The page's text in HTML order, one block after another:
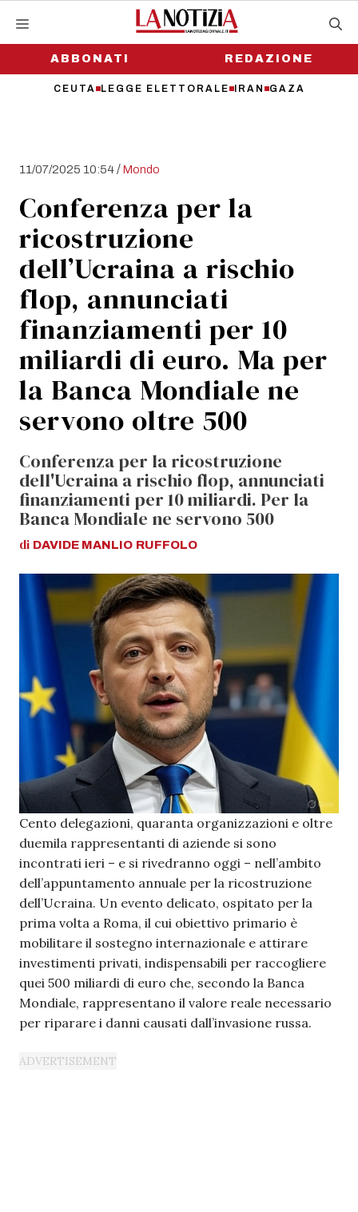
contenutoABBONATI
CEUTA LEGGE ELETTORALE IRAN GAZA
REDAZIONE
11/07/2025 10:54/Mondo
Conferenza per la
ricostruzione
dell’Ucraina a rischio
flop, annunciati
finanziamenti per 10
miliardi di euro. Ma per
la Banca Mondiale ne
servono oltre 500
Conferenza per la ricostruzione
dell'Ucraina a rischio flop, annunciati
finanziamenti per 10 miliardi. Per la
Banca Mondiale ne servono 500
di DAVIDE MANLIO RUFFOLO
Cento delegazioni, quaranta organizzazioni e oltre
duemila rappresentanti di aziende si sono
incontrati ieri – e si rivedranno oggi – nell’ambito
dell’appuntamento annuale per la ricostruzione
dell’Ucraina. Un evento delicato, ospitato per la
prima volta a Roma, il cui obiettivo primario è
mobilitare il sostegno internazionale e attirare
investimenti privati, indispensabili per raccogliere
quei 500 miliardi di euro che, secondo la Banca
Mondiale, rappresentano il valore reale necessario
per riparare i danni causati dall’invasione russa.